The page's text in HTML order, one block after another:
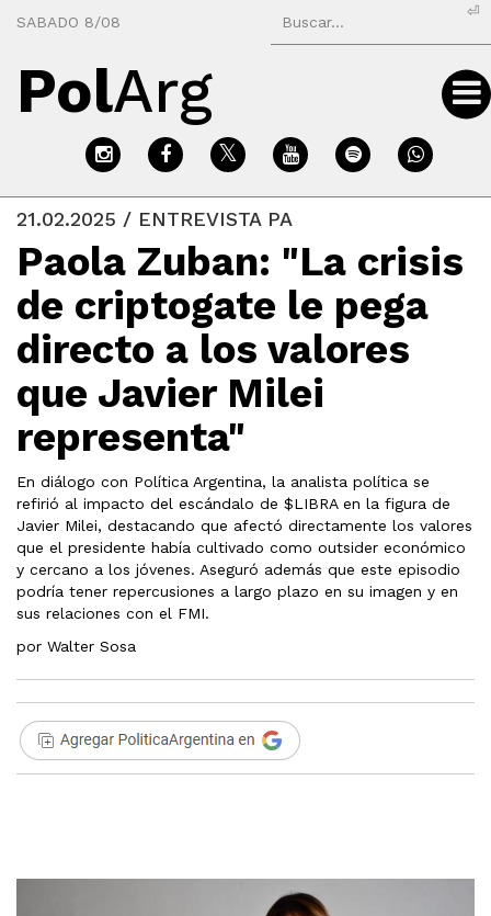
SABADO 8/08
⏎
PolArg
21.02.2025 / ENTREVISTA PA
Paola Zuban: "La crisis
de criptogate le pega
directo a los valores
que Javier Milei
representa"
En diálogo con Política Argentina, la analista política se
refirió al impacto del escándalo de $LIBRA en la figura de
Javier Milei, destacando que afectó directamente los valores
que el presidente había cultivado como outsider económico
y cercano a los jóvenes. Aseguró además que este episodio
podría tener repercusiones a largo plazo en su imagen y en
sus relaciones con el FMI.
por Walter Sosa